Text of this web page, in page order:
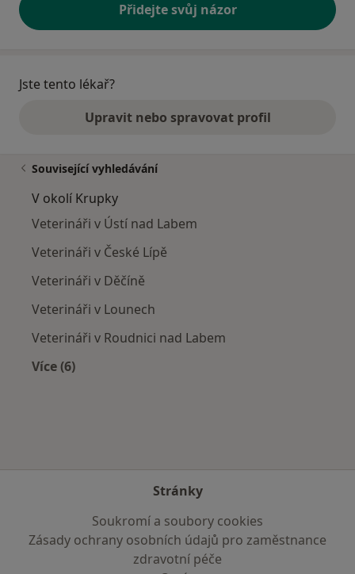
Přidejte svůj názor
Jste tento lékař?
Upravit nebo spravovat profil
Související vyhledávání
V okolí Krupky
Veterináři v Ústí nad Labem
Veterináři v České Lípě
Veterináři v Děčíně
Veterináři v Lounech
Veterináři v Roudnici nad Labem
Více (6)
Stránky
Soukromí a soubory cookies
Zásady ochrany osobních údajů pro zaměstnance
zdravotní péče